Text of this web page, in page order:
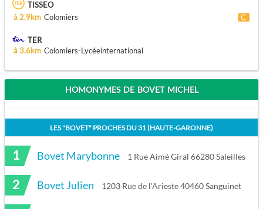
TISSEO
à 2.9km Colomiers
TER
à 3.6km Colomiers-Lycéeinternational
HOMONYMES DE BOVET MICHEL
LES "BOVET" PROCHES DU31 (HAUTE-GARONNE)
1 Bovet Marybonne 1 Rue Aimé Giral 66280 Saleilles
2 Bovet Julien 1203 Rue de l'Arieste 40460 Sanguinet